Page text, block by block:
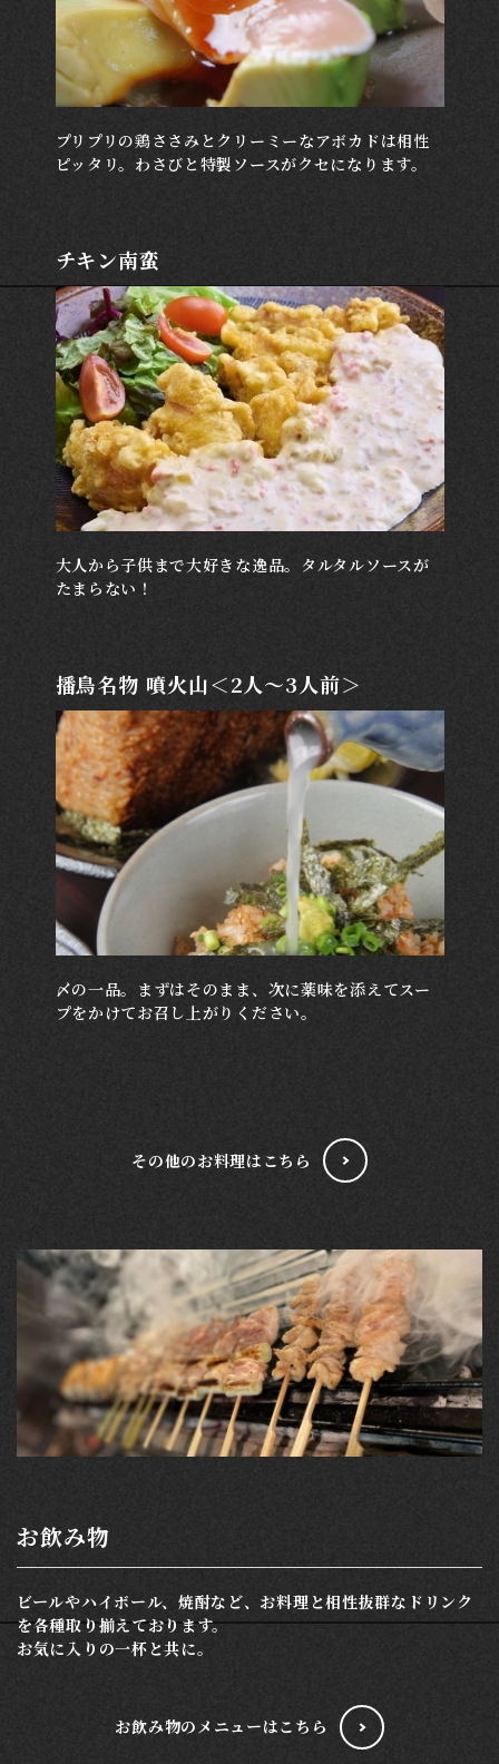
プリプリの鶏ささみとクリーミーなアボカドは相性
ピッタリ。わさびと特製ソースがクセになります。
チキン南蛮
大人から子供まで大好きな逸品。タルタルソースが
たまらない！
播鳥名物 噴火山＜2人～3人前＞
〆の一品。まずはそのまま、次に薬味を添えてスー
プをかけてお召し上がりください。
その他のお料理はこちら
お飲み物
ビールやハイボール、焼酎など、お料理と相性抜群なドリンク
を各種取り揃えております。
お気に入りの一杯と共に。
お飲み物のメニューはこちら